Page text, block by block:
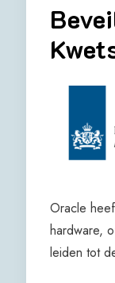
Oracle
hardware,
leiden tot